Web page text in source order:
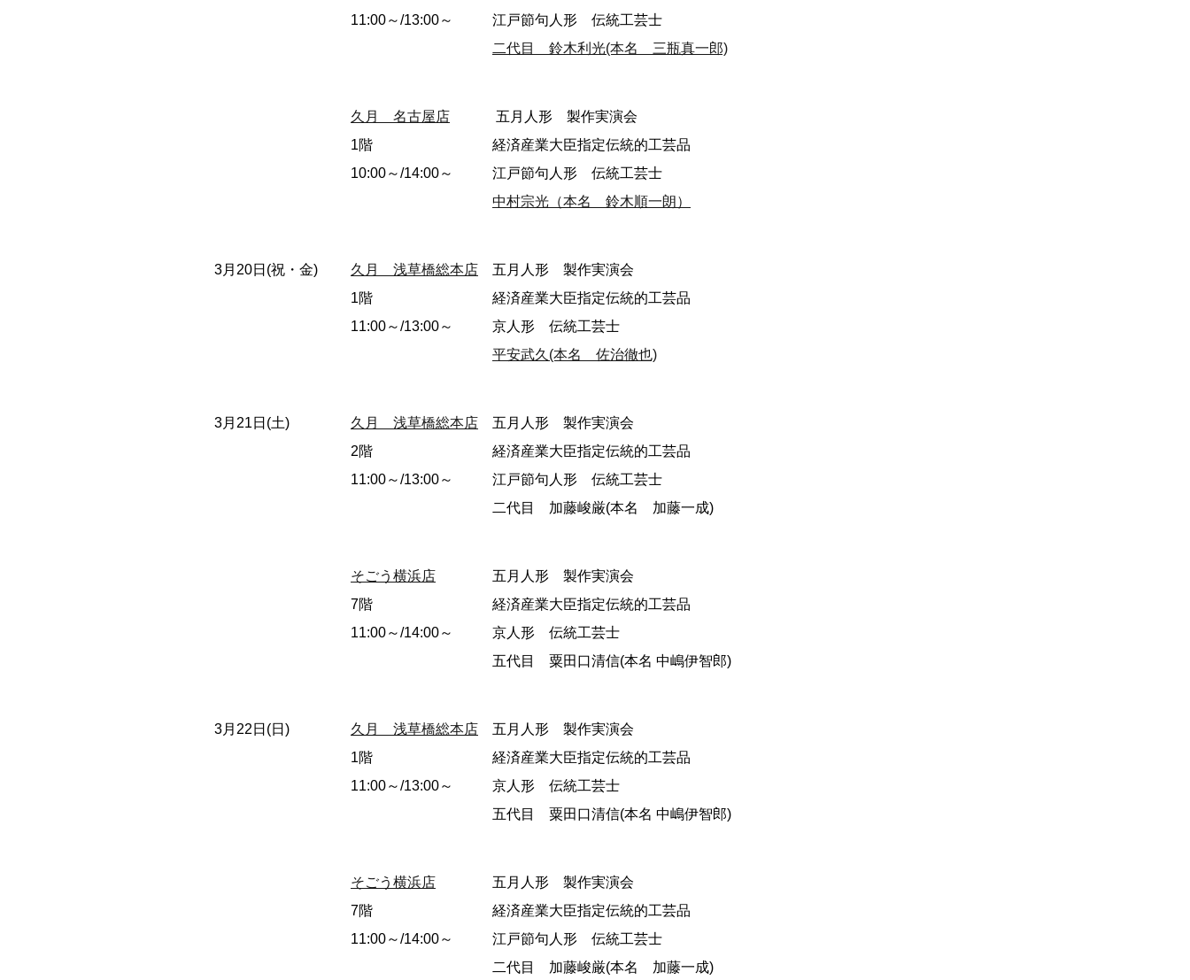
11:00～/13:00～
江戸節句人形 伝統工芸士
二代目 鈴木利光(本名 三瓶真一郎)
久月 名古屋店
1階
10:00～/14:00～
五月人形 製作実演会
経済産業大臣指定伝統的工芸品
江戸節句人形 伝統工芸士
中村宗光（本名 鈴木順一朗）
3月20日(祝・金)
久月 浅草橋総本店
1階
11:00～/13:00～
五月人形 製作実演会
経済産業大臣指定伝統的工芸品
京人形 伝統工芸士
平安武久(本名 佐治徹也)
3月21日(土)
久月 浅草橋総本店
2階
11:00～/13:00～
五月人形 製作実演会
経済産業大臣指定伝統的工芸品
江戸節句人形 伝統工芸士
二代目 加藤峻厳(本名 加藤一成)
そごう横浜店
7階
11:00～/14:00～
五月人形 製作実演会
経済産業大臣指定伝統的工芸品
京人形 伝統工芸士
五代目 粟田口清信(本名 中嶋伊智郎)
3月22日(日)
久月 浅草橋総本店
1階
11:00～/13:00～
五月人形 製作実演会
経済産業大臣指定伝統的工芸品
京人形 伝統工芸士
五代目 粟田口清信(本名 中嶋伊智郎)
そごう横浜店
7階
11:00～/14:00～
五月人形 製作実演会
経済産業大臣指定伝統的工芸品
江戸節句人形 伝統工芸士
二代目 加藤峻厳(本名 加藤一成)